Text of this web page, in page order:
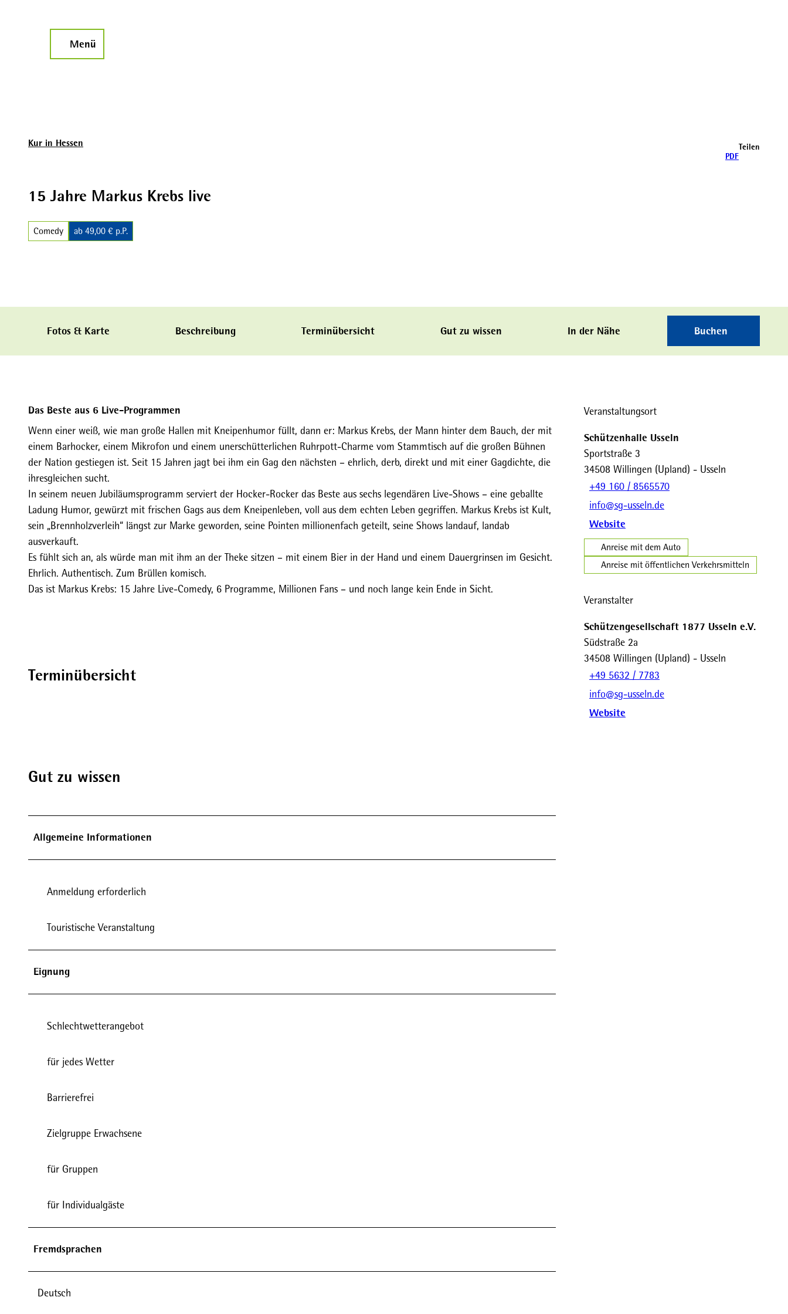
Menü
Kur in Hessen
PDF
Teilen
15 Jahre Markus Krebs live
Comedy ab 49,00 € p.P.
Fotos & Karte Beschreibung Terminübersicht Gut zu wissen In der Nähe Buchen
Das Beste aus 6 Live-Programmen
Wenn einer weiß, wie man große Hallen mit Kneipenhumor füllt, dann er: Markus Krebs, der Mann hinter dem Bauch, der mit
einem Barhocker, einem Mikrofon und einem unerschütterlichen Ruhrpott-Charme vom Stammtisch auf die großen Bühnen
der Nation gestiegen ist. Seit 15 Jahren jagt bei ihm ein Gag den nächsten – ehrlich, derb, direkt und mit einer Gagdichte, die
ihresgleichen sucht.
In seinem neuen Jubiläumsprogramm serviert der Hocker-Rocker das Beste aus sechs legendären Live-Shows – eine geballte
Ladung Humor, gewürzt mit frischen Gags aus dem Kneipenleben, voll aus dem echten Leben gegriffen. Markus Krebs ist Kult,
sein „Brennholzverleih“ längst zur Marke geworden, seine Pointen millionenfach geteilt, seine Shows landauf, landab
ausverkauft.
Es fühlt sich an, als würde man mit ihm an der Theke sitzen – mit einem Bier in der Hand und einem Dauergrinsen im Gesicht.
Ehrlich. Authentisch. Zum Brüllen komisch.
Das ist Markus Krebs: 15 Jahre Live-Comedy, 6 Programme, Millionen Fans – und noch lange kein Ende in Sicht.
Terminübersicht
Gut zu wissen
Allgemeine Informationen
Anmeldung erforderlich
Touristische Veranstaltung
Eignung
Schlechtwetterangebot
für jedes Wetter
Barrierefrei
Zielgruppe Erwachsene
für Gruppen
für Individualgäste
Fremdsprachen
Deutsch
Veranstaltungsort
Schützenhalle Usseln
Sportstraße 3
34508 Willingen (Upland) - Usseln
+49 160 / 8565570
info@sg-usseln.de
Website
Anreise mit dem Auto
Anreise mit öffentlichen Verkehrsmitteln
Veranstalter
Schützengesellschaft 1877 Usseln e.V.
Südstraße 2a
34508 Willingen (Upland) - Usseln
+49 5632 / 7783
info@sg-usseln.de
Website